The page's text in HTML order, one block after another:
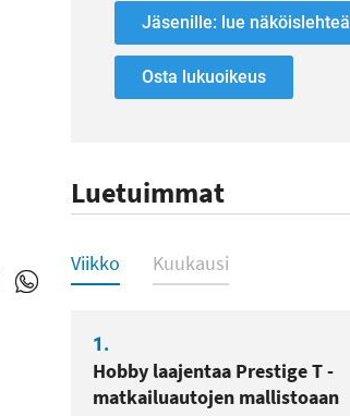
Jaa
Jäsenille: lue näköislehteä
Osta lukuoikeus
Luetuimmat
Luetuimmat
Viikko Kuukausi
1.
Hobby laajentaa Prestige T -
matkailuautojen mallistoaan